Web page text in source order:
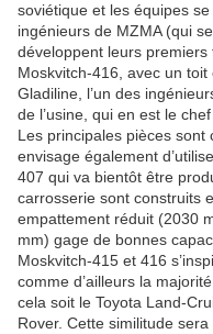
soviétique et les équipes
ingénieurs de MZMA (qui
développent leurs
Moskvitch-416, avec un
Gladiline, l’un des
de l’usine, qui en est le
Les principales pièces sont
envisage également
407 qui va bientôt être
carrosserie sont construits
empattement réduit (2030
mm) gage de bonnes
Moskvitch-415 et 416
comme d’ailleurs la
cela soit le Toyota Land-
Rover. Cette similitude